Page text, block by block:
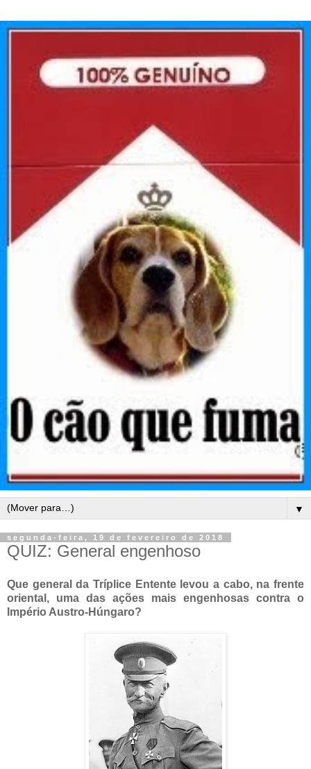
▼
segunda-feira, 19 de fevereiro de 2018
QUIZ: General engenhoso
Que general da Tríplice Entente levou a cabo, na frente
oriental, uma das ações mais engenhosas contra o
Império Austro-Húngaro?